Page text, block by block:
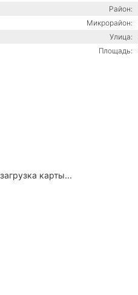
Район:
Микрорайон:
Улица:
Площадь:
загрузка карты...